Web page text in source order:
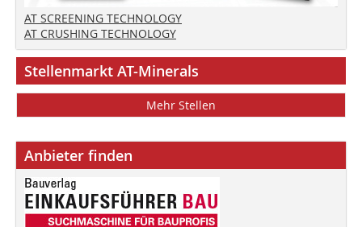
AT SCREENING TECHNOLOGY
AT CRUSHING TECHNOLOGY
Stellenmarkt AT-Minerals
Mehr Stellen
Anbieter finden